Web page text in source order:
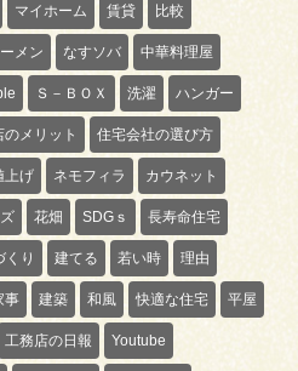
マイホーム 賃貸 比較
メン なすソバ 中華料理屋
Ｓ－ＢＯＸ 洗濯 ハンガー
のメリット 住宅会社の選び方
上げ ネモフィラ カウネット
花畑 SDGｓ 長寿命住宅
くり 建てる 若い時 理由
事 建築 和風 快適な住宅 平屋
工務店の日報 Youtube